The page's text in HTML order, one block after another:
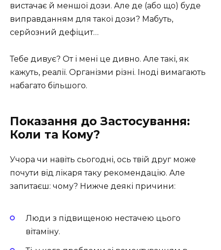
вистачає й меншої дози. Але де (або що) буде
виправданням для такої дози? Мабуть,
серйозний дефіцит…
Тебе дивує? От і мені це дивно. Але такі, як
кажуть, реалії. Організми різні. Іноді вимагають
набагато більшого.
Показання до Застосування:
Коли та Кому?
Учора чи навіть сьогодні, ось твій друг може
почути від лікаря таку рекомендацію. Але
запитаєш: чому? Нижче деякі причини:
Люди з підвищеною нестачею цього
вітаміну.